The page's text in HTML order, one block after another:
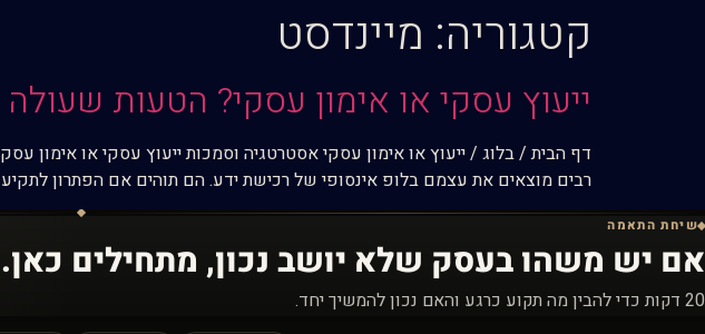
קטגוריה: מיינדסט
ייעוץ עסקי או אימון עסקי? הטעות שעולה
רבים מוצאים את עצמם בלופ אינסופי של רכישת ידע. הם תוהים אם הפתרון
שיחת התאמה
אם יש משהו בעסק שלא יושב נכון, מתחילים כאן.
20 דקות כדי להבין מה תקוע כרגע והאם נכון להמשיך יחד.